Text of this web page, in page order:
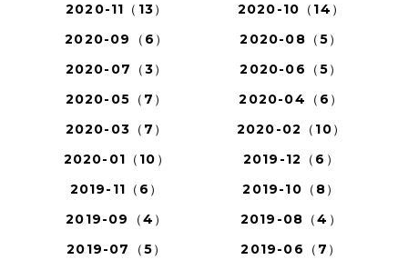
2020-11（13）
2020-10（14）
2020-09（6）
2020-08（5）
2020-07（3）
2020-06（5）
2020-05（7）
2020-04（6）
2020-03（7）
2020-02（10）
2020-01（10）
2019-12（6）
2019-11（6）
2019-10（8）
2019-09（4）
2019-08（4）
2019-07（5）
2019-06（7）